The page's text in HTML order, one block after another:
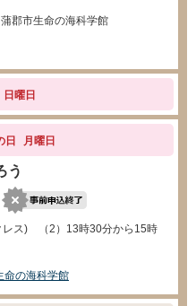
蒲郡市生命の海科学館
日曜日
日 月曜日
う
レス) （2）13時30分から15時
命の海科学館